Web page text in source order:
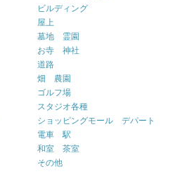
ビルディング
屋上
墓地 霊園
お寺 神社
道路
畑 農園
ゴルフ場
スタジオ各種
ショッピングモール デパート
電車 駅
和室 茶室
その他